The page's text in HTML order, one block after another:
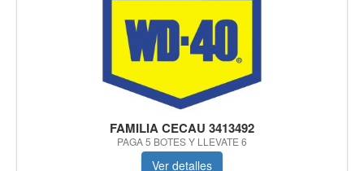
FAMILIA CECAU 3413492
PAGA 5 BOTES Y LLEVATE 6
Ver detalles